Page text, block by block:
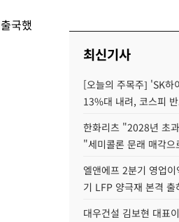
국했
최신기사
[오늘의 주목주] 'SK하
13%대 내려, 코스피
한화리츠 "2028년 초
"세미콜론 문래 매각
엘앤에프 2분기 영업
기 LFP 양극재 본격 출
대우건설 김보현 대표